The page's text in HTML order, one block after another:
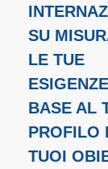
SU
LE TUE
BASE AL
PROFILO
TUOI